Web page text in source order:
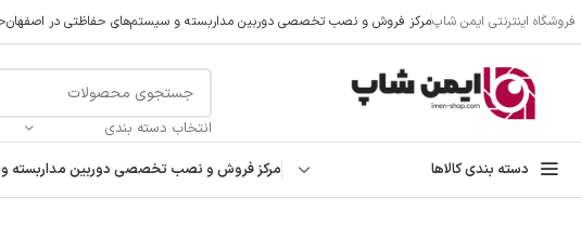
فروشگاه اینترنتی ایمن شاپمرکز فروش و نصب تخصصی دوربین مداربسته و سیستم‌های حفاظتی در اصفهان
انتخاب دسته بندی
دسته بندی کالاها مرکز فروش و نصب تخصصی دوربین مداربسته
تمامی تخفیفات و قیمت های ایمن شاپ به روز می باشد وبا خیال راحت خرید